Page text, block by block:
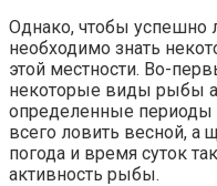
Однако, чтобы
необходимо знать
этой местности. Во-
некоторые виды рыбы
определенные периоды
всего ловить весной, а
погода и время суток
активность рыбы.